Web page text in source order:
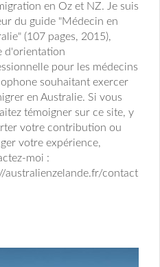
en Oz et NZ. Je suis
du guide "Médecin en
(107 pages, 2015),
d'orientation
pour les médecins
souhaitant exercer
en Australie. Si vous
témoigner sur ce site, y
votre contribution ou
votre expérience,
moi :
australienzelande.fr/contact